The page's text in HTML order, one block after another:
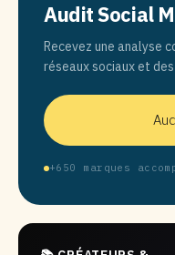
Audit Social
Recevez une analyse
réseaux sociaux et
+650 marques